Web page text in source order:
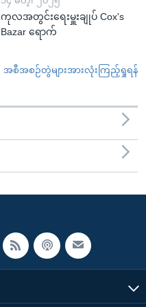
ကုလအတွင်းရေးမှူးချုပ် Cox's
Bazar ရောက်
အစီအစဉ်တွဲများအားလုံးကြည့်ရှုရန်